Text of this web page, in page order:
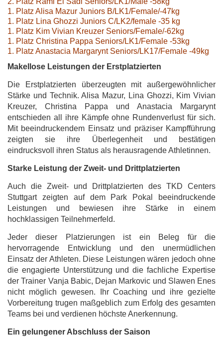
1. Platz Alisa Mazur Juniors B/LK1/Female/-47kg
1. Platz Lina Ghozzi Juniors C/LK2/female -35 kg
1. Platz Kim Vivian Kreuzer Seniors/Female/-62kg
1. Platz Christina Pappa Seniors/LK1/Female -53kg
1. Platz Anastacia Margarynt Seniors/LK17/Female -49kg
Makellose Leistungen der Erstplatzierten
Die Erstplatzierten überzeugten mit außergewöhnlicher
Stärke und Technik. Alisa Mazur, Lina Ghozzi, Kim Vivian
Kreuzer, Christina Pappa und Anastacia Margarynt
entschieden all ihre Kämpfe ohne Rundenverlust für sich.
Mit beeindruckendem Einsatz und präziser Kampfführung
zeigten sie ihre Überlegenheit und bestätigen
eindrucksvoll ihren Status als herausragende Athletinnen.
Starke Leistung der Zweit- und Drittplatzierten
Auch die Zweit- und Drittplatzierten des TKD Centers
Stuttgart zeigten auf dem Park Pokal beeindruckende
Leistungen und bewiesen ihre Stärke in einem
hochklassigen Teilnehmerfeld.
Jeder dieser Platzierungen ist ein Beleg für die
hervorragende Entwicklung und den unermüdlichen
Einsatz der Athleten. Diese Leistungen wären jedoch ohne
die engagierte Unterstützung und die fachliche Expertise
der Trainer Vanja Babic, Dejan Markovic und Slawen Enes
nicht möglich gewesen. Ihr Coaching und ihre gezielte
Vorbereitung trugen maßgeblich zum Erfolg des gesamten
Teams bei und verdienen höchste Anerkennung.
Ein gelungener Abschluss der Saison